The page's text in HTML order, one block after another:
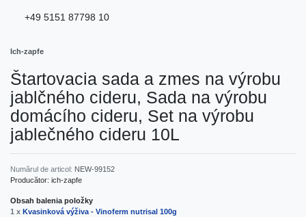
+49 5151 87798 10
Ich-zapfe
Štartovacia sada a zmes na výrobu
jablčného cideru, Sada na výrobu
domácího cideru, Set na výrobu
jablečného cideru 10L
Numărul de articol: NEW-99152
Producător: ich-zapfe
Obsah balenia položky
1 x Kvasinková výživa - Vinoferm nutrisal 100g